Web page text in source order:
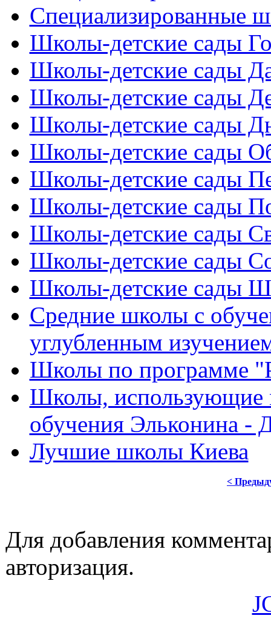
Специализированные
Школы-детские сады
Школы-детские сады
Школы-детские сады
Школы-детские сады
Школы-детские сады
Школы-детские сады
Школы-детские сады
Школы-детские сады
Школы-детские сады
Школы-детские сады
Средние школы с
углубленным
Школы по программе
Школы, использующие
обучения Эльконина -
Лучшие школы Киева
<
Для добавления
авторизация.